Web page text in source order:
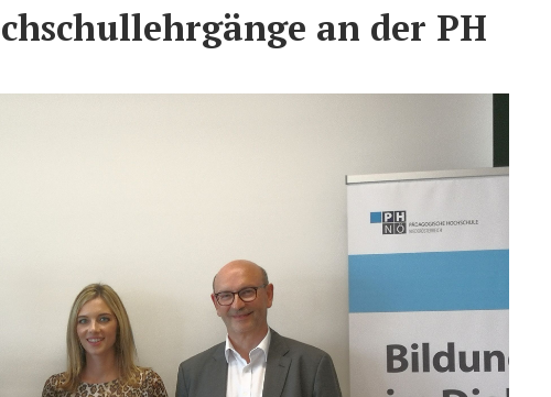
an der PH